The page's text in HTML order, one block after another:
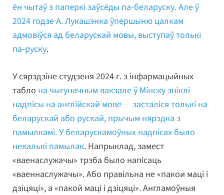
ён чытаў з паперкі заўсёды па-беларуску. Але ў
2024 годзе А. Лукашэнка ўпершыню цалкам
адмовіўся ад беларускай мовы, выступаў толькі
па-руску.
У сярэдзіне студзеня 2024 г. з інфармацыйных
табло на чыгуначным вакзале ў Мінску зніклі
надпісы на англійскай мове — засталіся толькі на
беларускай або рускай, прычым нярэдка з
памылкамі. У беларускамоўных надпісах было
некалькі памылак. Напрыклад, замест
«ваенаслужачы» трэба было напісаць
«ваеннаслужачы». Або правільна не «пакои маці і
дзіцяці», а «пакой маці і дзіцяці». Англамоўныя